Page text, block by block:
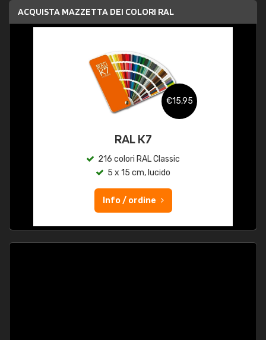
ACQUISTA MAZZETTA DEI COLORI RAL
€15,95
RAL K7
216 colori RAL Classic
5 x 15 cm, lucido
Info / ordine